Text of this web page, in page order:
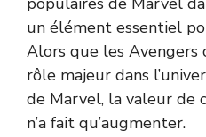
un élément essentiel
Alors que les
rôle majeur dans
de Marvel, la valeur de
n’a fait qu’augmenter.